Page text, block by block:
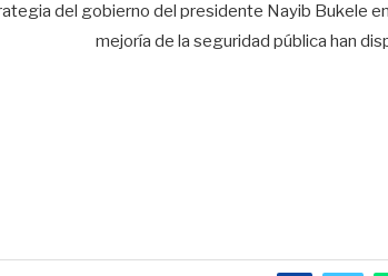
del gobierno del presidente Nayib Bukele
mejoría de la seguridad pública han